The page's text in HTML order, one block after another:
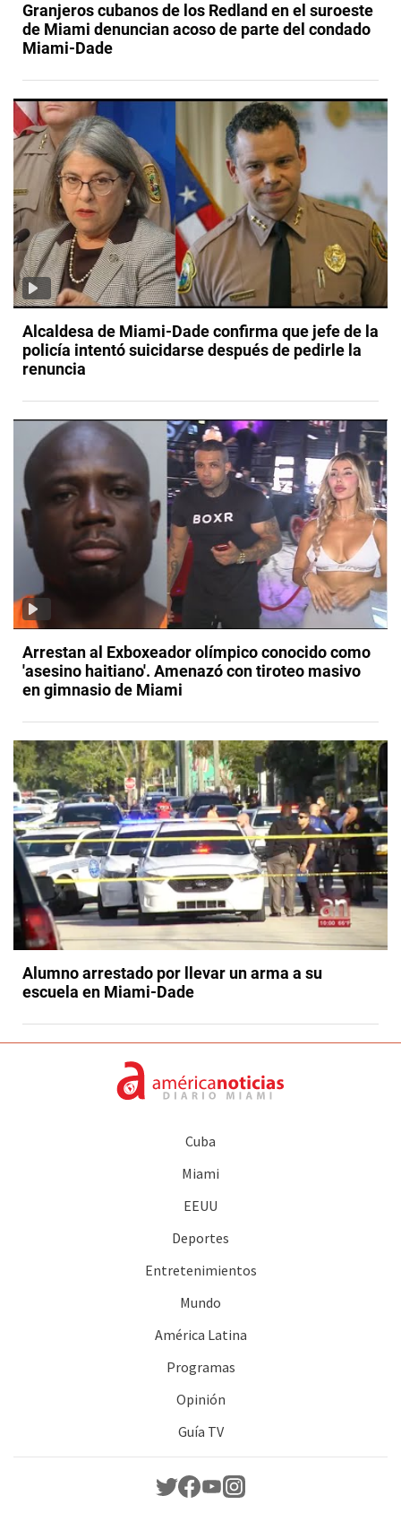
Granjeros cubanos de los Redland en el suroeste
de Miami denuncian acoso de parte del condado
Miami-Dade
Alcaldesa de Miami-Dade confirma que jefe de la
policía intentó suicidarse después de pedirle la
renuncia
Arrestan al Exboxeador olímpico conocido como
'asesino haitiano'. Amenazó con tiroteo masivo
en gimnasio de Miami
Alumno arrestado por llevar un arma a su
escuela en Miami-Dade
Cuba
Miami
EEUU
Deportes
Entretenimientos
Mundo
América Latina
Programas
Opinión
Guía TV